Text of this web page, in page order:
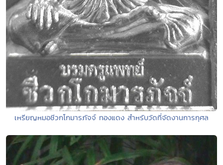
เหรียญหมอชีวกโกมารภัจจ์ ทองแดง สำหรับวัดที่จัดงานการกุศล